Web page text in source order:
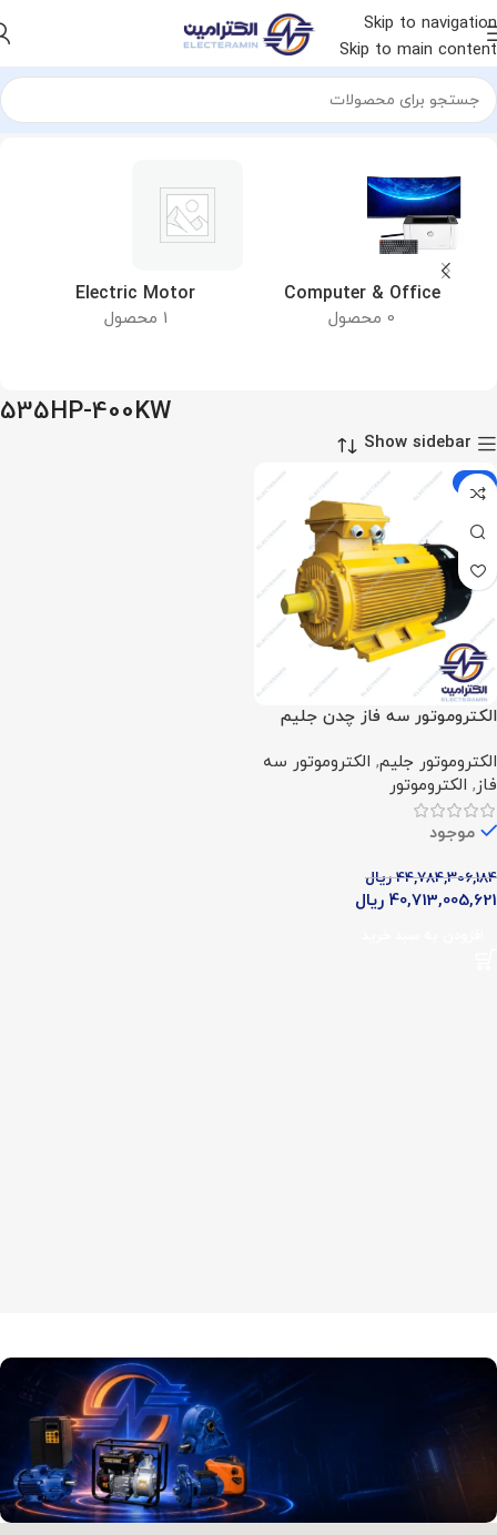
Skip to navigation
Skip to main content
خانه محصول توان الکتروموتور 535HP-400KW
Computer & Office
0 محصول
Electric Motor
1 محصول
535HP-400KW
Show sidebar
-9%
الکتروموتور سه فاز چدن جلیم
1500 دور)
الکتروموتور جلیم, الکتروموتور سه
فاز, الکتروموتور
موجود
44,784,306,184 ریال
40,713,005,621 ریال